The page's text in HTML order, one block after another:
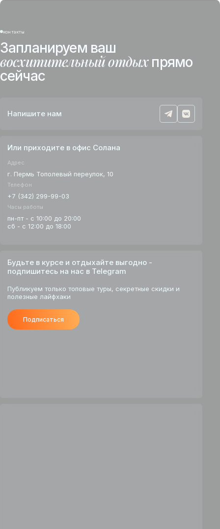
контакты
Запланируем ваш
восхитительный отдыхпрямо
сейчас
Напишите нам
Или приходите в офис Солана
Адрес
г. Пермь Тополевый переулок, 10
Телефон
+7 (342) 299-99-03
Часы работы
пн-пт - с 10:00 до 20:00
сб - с 12:00 до 18:00
Будьте в курсе и отдыхайте выгодно -
подпишитесь на нас в Telegram
Публикуем только топовые туры, секретные скидки и
полезные лайфхаки
Подписаться